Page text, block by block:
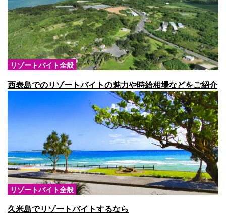
リゾートバイト全般
西表島でのリゾートバイトの魅力や時給相場などをご紹介
リゾートバイト全般
久米島でリゾートバイトするなら